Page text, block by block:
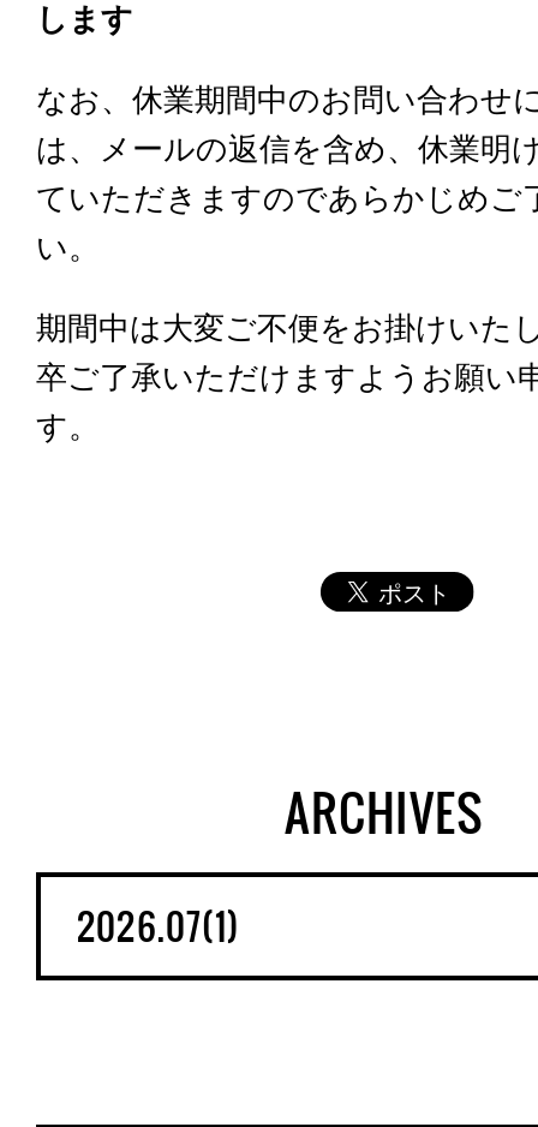
します
なお、休業期間中のお問い合わせ
は、メールの返信を含め、休業明
ていただきますのであらかじめご
い。
期間中は大変ご不便をお掛けいた
卒ご了承いただけますようお願い
す。
ARCHIVES